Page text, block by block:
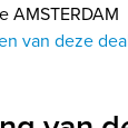
AMSTERDAM
van deze